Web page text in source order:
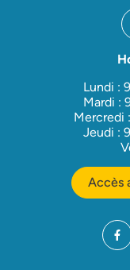
Lundi :
Mardi :
Mercredi
Jeudi :
Accès